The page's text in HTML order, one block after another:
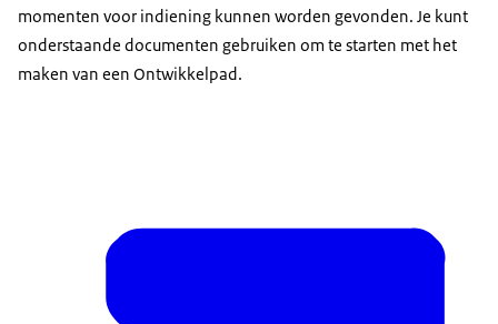
momenten voor indiening kunnen worden gevonden. Je kunt
onderstaande documenten gebruiken om te starten met het
maken van een Ontwikkelpad.